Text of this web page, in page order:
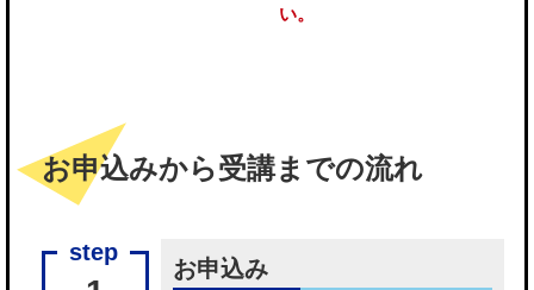
い。
お申込みから受講までの流れ
お申込み